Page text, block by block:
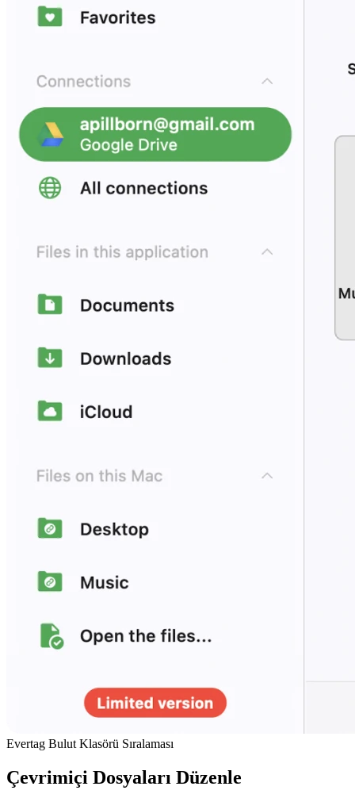
Evertag Bulut Klasörü Sıralaması
Çevrimiçi Dosyaları Düzenle